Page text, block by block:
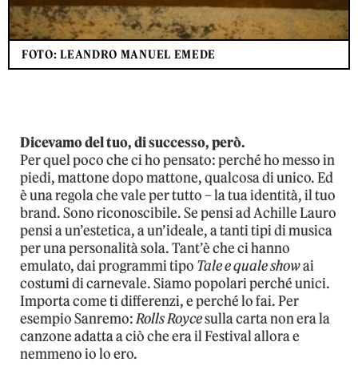
FOTO: LEANDRO MANUEL EMEDE
Dicevamo del tuo, di successo, però.
Per quel poco che ci ho pensato: perché ho messo in
piedi, mattone dopo mattone, qualcosa di unico. Ed
è una regola che vale per tutto – la tua identità, il tuo
brand. Sono riconoscibile. Se pensi ad Achille Lauro
pensi a un’estetica, a un’ideale, a tanti tipi di musica
per una personalità sola. Tant’è che ci hanno
emulato, dai programmi tipo Tale e quale showai
costumi di carnevale. Siamo popolari perché unici.
Importa come ti differenzi, e perché lo fai. Per
esempio Sanremo:Rolls Roycesulla carta non era la
canzone adatta a ciò che era il Festival allora e
nemmeno io lo ero.